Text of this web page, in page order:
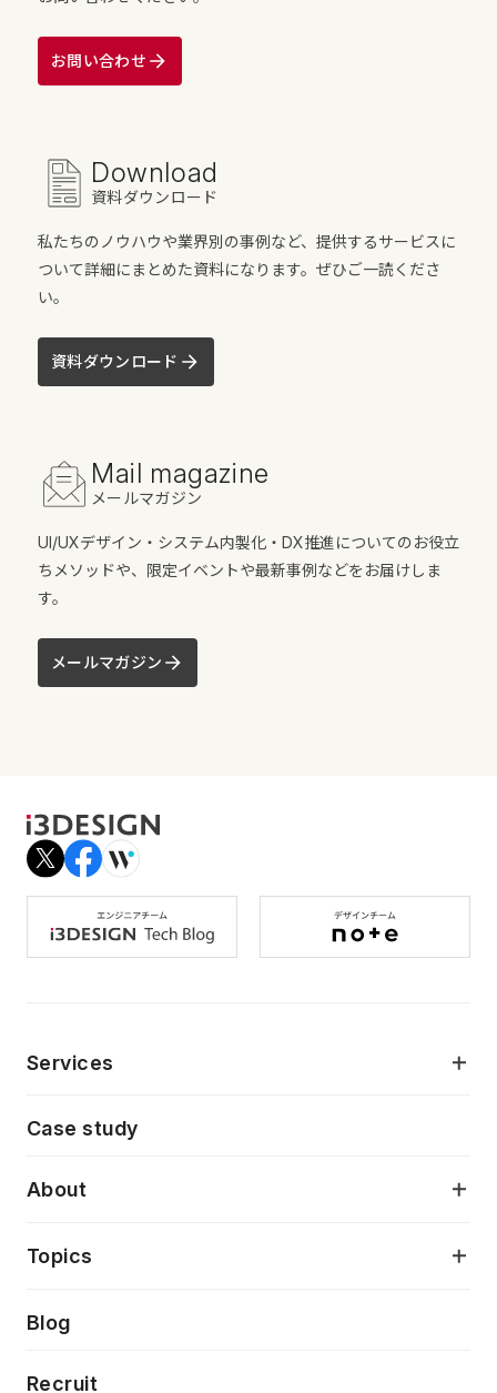
お問い合わせ
Download
資料ダウンロード
私たちのノウハウや業界別の事例など、提供するサービスに
ついて詳細にまとめた資料になります。ぜひご一読くださ
い。
資料ダウンロード
Mail magazine
メールマガジン
UI/UXデザイン・システム内製化・DX推進についてのお役立
ちメソッドや、限定イベントや最新事例などをお届けしま
す。
メールマガジン
Services
AI駆動開発支援
モダナイゼーション
特徴量エンジニアリングと生成AI
デザインシステム構築支援
Case study
About
当社が目指しているもの
Topics
Press release
News
Blog
Recruit